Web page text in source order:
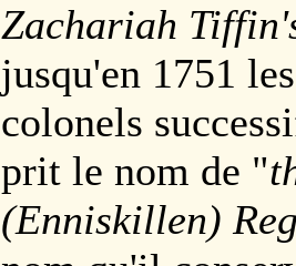
Zachariah
jusqu'en 1751
colonels
prit le nom de "
(Enniskillen)